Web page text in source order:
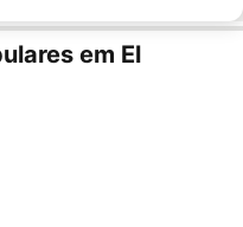
em El